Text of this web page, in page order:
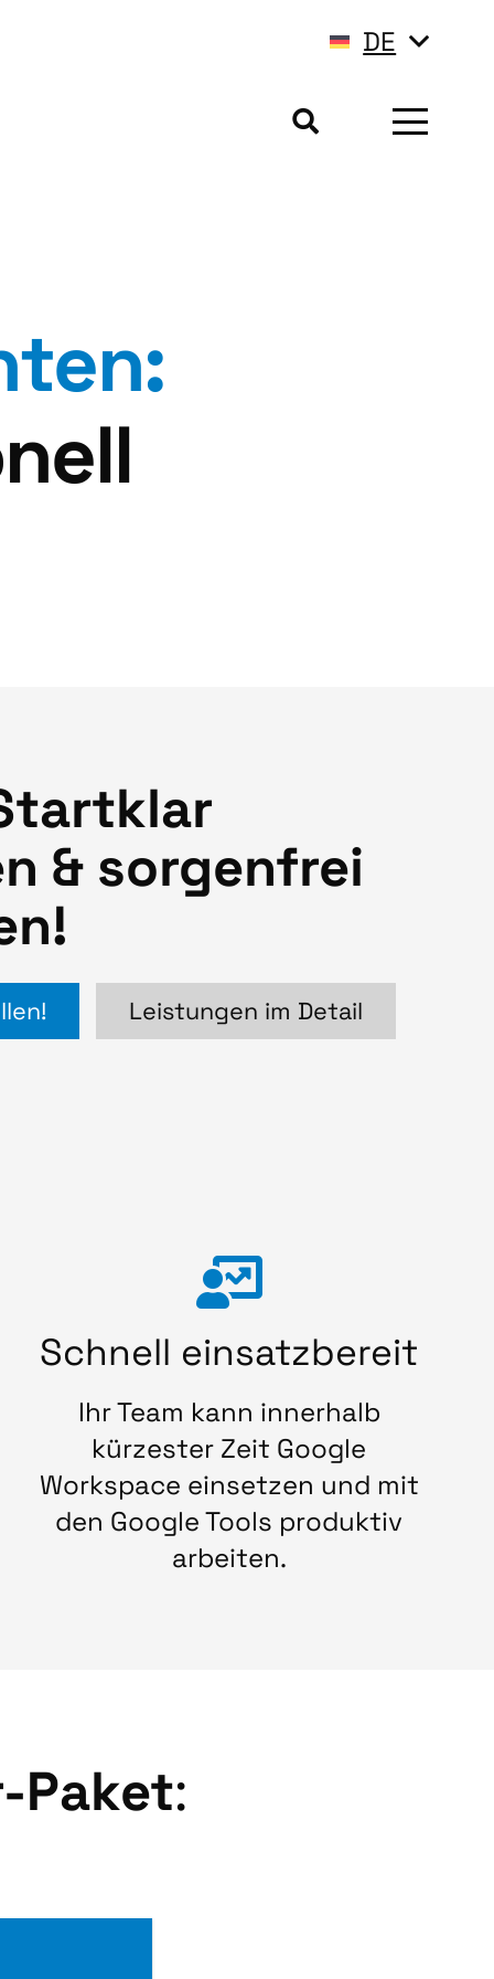
DE
& sorgenfrei
Leistungen im Detail
Schnell einsatzbereit
Ihr Team kann innerhalb
kürzester Zeit Google
Workspace einsetzen und mit
den Google Tools produktiv
arbeiten.
Paket: